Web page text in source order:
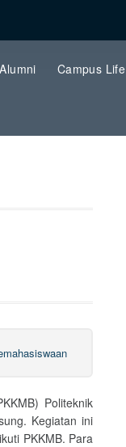
Campus Life
Politeknik
Kegiatan ini
PKKMB. Para